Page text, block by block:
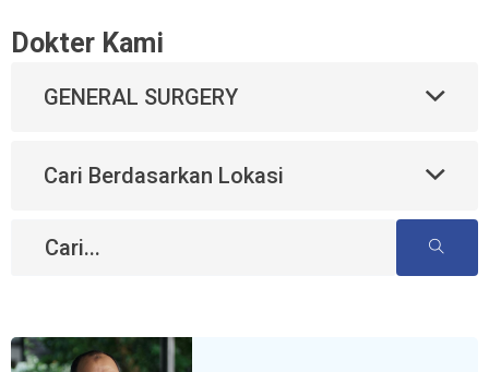
Dokter Kami
GENERAL SURGERY
Cari Berdasarkan Lokasi